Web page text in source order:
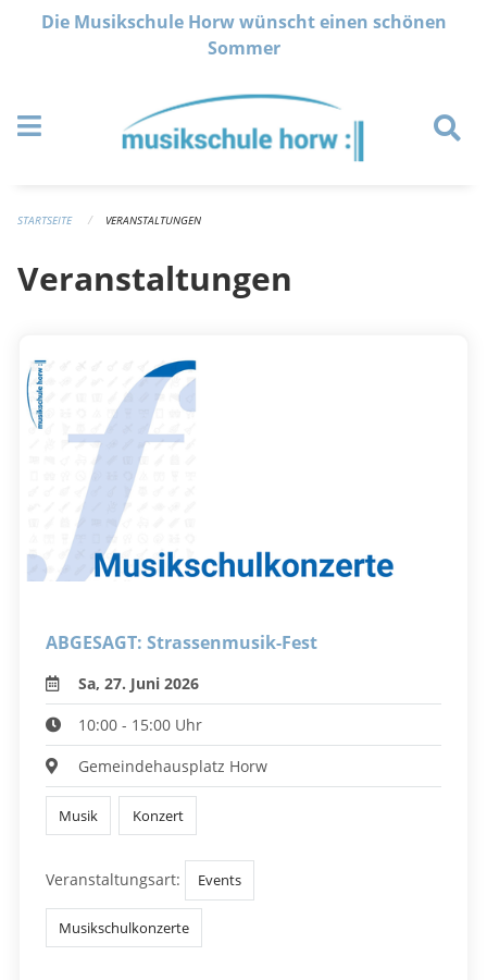
Navigation überspringen
Die Musikschule Horw wünscht einen schönen
Sommer
STARTSEITE VERANSTALTUNGEN
Veranstaltungen
ABGESAGT: Strassenmusik-Fest
Sa, 27. Juni 2026
10:00 - 15:00 Uhr
Gemeindehausplatz Horw
Musik Konzert
Veranstaltungsart: Events
Musikschulkonzerte